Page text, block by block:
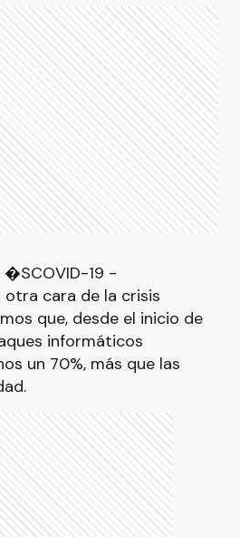
19 -
otra cara de la crisis
que, desde el inicio de
informáticos
un 70%, más que las